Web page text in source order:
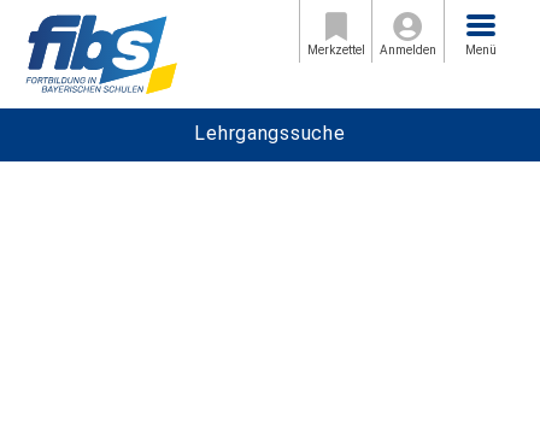
Merkzettel Anmelden
Menü
Menü
Lehrgangssuche